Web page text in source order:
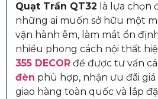
Quạt Trần QT32 là lựa chọn
những ai muốn sở hữu một
vận hành êm, làm mát ổn
nhiều phong cách nội thất
355 DECOR để được tư vấn
đèn phù hợp, nhận ưu đãi
giao hàng toàn quốc và lắp